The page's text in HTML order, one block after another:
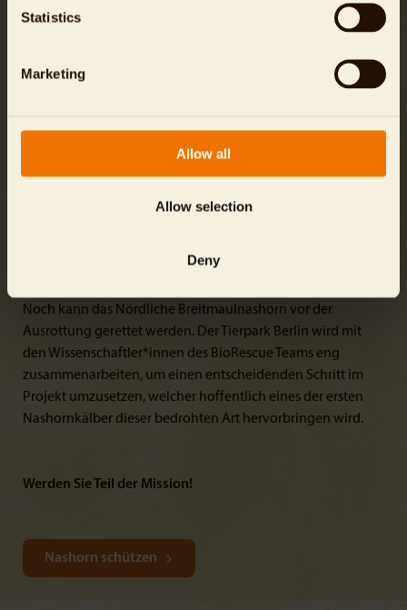
Statistics
Marketing
Allow all
Allow selection
Deny
Letzte Chance für das Nashorn!
Noch kann das Nördliche Breitmaulnashorn vor der
Ausrottung gerettet werden. Der Tierpark Berlin wird mit
den Wissenschaftler*innen des BioRescue Teams eng
zusammenarbeiten, um einen entscheidenden Schritt im
Projekt umzusetzen, welcher hoffentlich eines der ersten
Nashornkälber dieser bedrohten Art hervorbringen wird.
Werden Sie Teil der Mission!
Nashorn schützen